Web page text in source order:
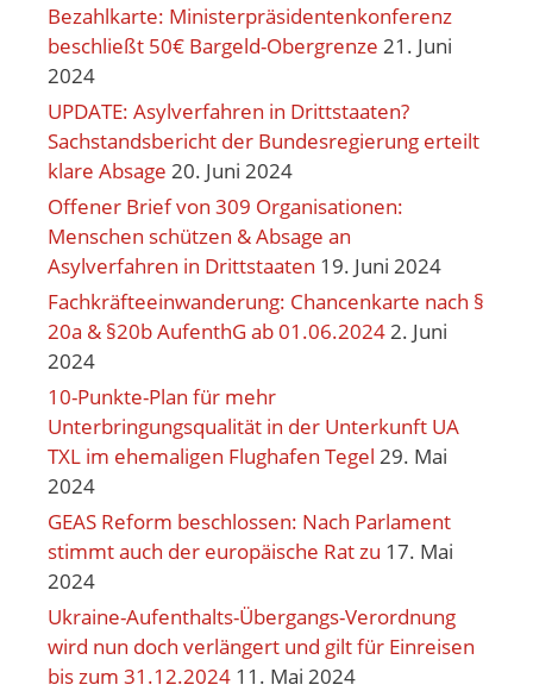
Bezahlkarte: Ministerpräsidentenkonferenz
beschließt 50€ Bargeld-Obergrenze 21. Juni
2024
UPDATE: Asylverfahren in Drittstaaten?
Sachstandsbericht der Bundesregierung erteilt
klare Absage 20. Juni 2024
Offener Brief von 309 Organisationen:
Menschen schützen & Absage an
Asylverfahren in Drittstaaten 19. Juni 2024
Fachkräfteeinwanderung: Chancenkarte nach §
20a & §20b AufenthG ab 01.06.20242. Juni
2024
10-Punkte-Plan für mehr
Unterbringungsqualität in der Unterkunft UA
TXL im ehemaligen Flughafen Tegel 29. Mai
2024
GEAS Reform beschlossen: Nach Parlament
stimmt auch der europäische Rat zu 17. Mai
2024
Ukraine-Aufenthalts-Übergangs-Verordnung
wird nun doch verlängert und gilt für Einreisen
bis zum 31.12.2024 11. Mai 2024